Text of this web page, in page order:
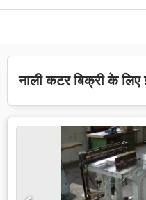
नाली कटर बिक्री के लिए